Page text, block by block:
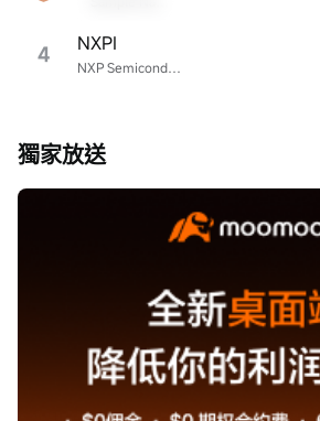
4 NXP Semiconductors
NXPI
獨家放送